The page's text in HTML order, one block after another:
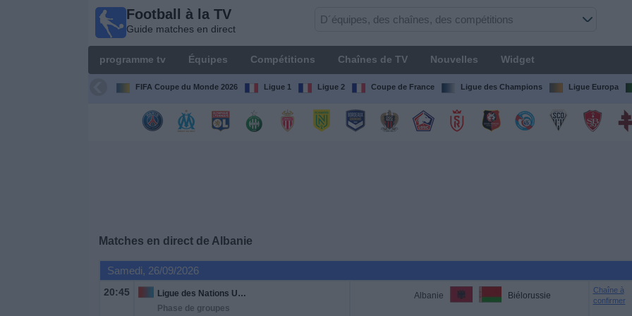
Football à la TV
Guide matches en direct
programme tv Équipes Compétitions Chaînes de TV Nouvelles Widget
FIFA Coupe du Monde 2026 Ligue 1 Ligue 2 Coupe de France Ligue des Champions Ligue Europa
Matches en direct de Albanie
Samedi, 26/09/2026
20:45
Ligue des Nations UEFA
Phase de groupes
Albanie Biélorussie
Chaîne à
confirmer